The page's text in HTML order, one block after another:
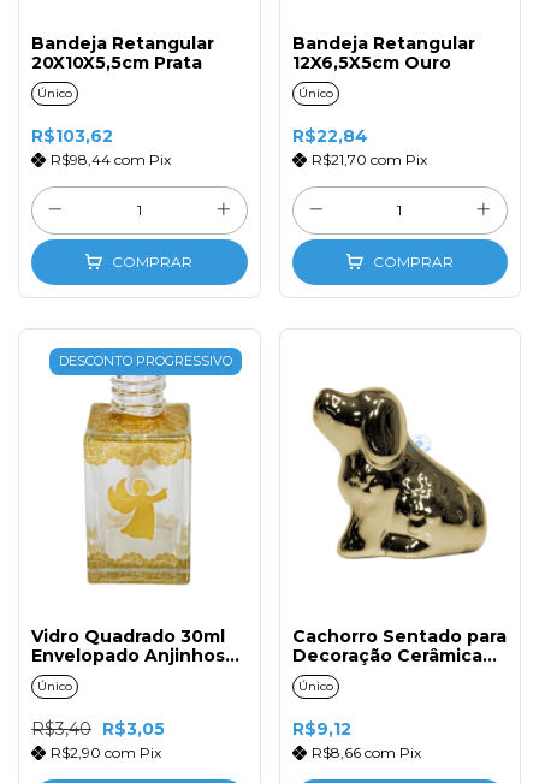
Bandeja Retangular
20X10X5,5cm Prata
Único
R$103,62
R$98,44 com Pix
COMPRAR
Bandeja Retangular
12X6,5X5cm Ouro
Único
R$22,84
R$21,70 com Pix
COMPRAR
DESCONTO PROGRESSIVO
Vidro Quadrado 30ml
Envelopado Anjinhos
sem Tampa
Único
R$3,40 R$3,05
R$2,90 com Pix
Cachorro Sentado para
Decoração Cerâmica
Ouro
Único
R$9,12
R$8,66 com Pix